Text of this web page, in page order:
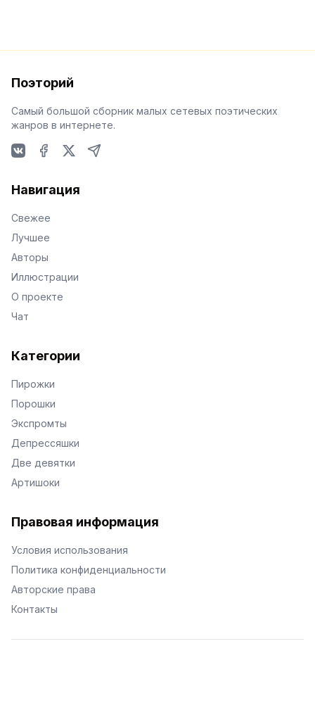
Поэторий
Самый большой сборник малых сетевых поэтических
жанров в интернете.
Навигация
Свежее
Лучшее
Авторы
Иллюстрации
О проекте
Чат
Категории
Пирожки
Порошки
Экспромты
Депрессяшки
Две девятки
Артишоки
Правовая информация
Условия использования
Политика конфиденциальности
Авторские права
Контакты